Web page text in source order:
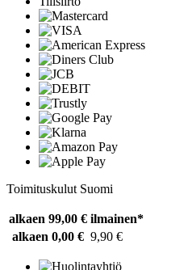
Toimituskulut Suomi
alkaen 99,00 € ilmainen*
alkaen 0,00 € 9,90 €